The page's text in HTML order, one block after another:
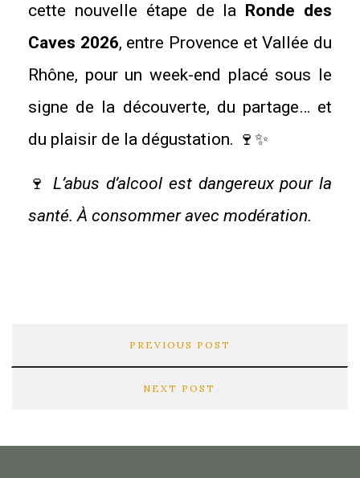
cette nouvelle étape de la Ronde des
Caves 2026, entre Provence et Vallée du
Rhône, pour un week-end placé sous le
signe de la découverte, du partage… et
du plaisir de la dégustation. 🍷✨
🍷L’abus d’alcool est dangereux pour la
santé. À consommer avec modération.
PREVIOUS POST
NEXT POST